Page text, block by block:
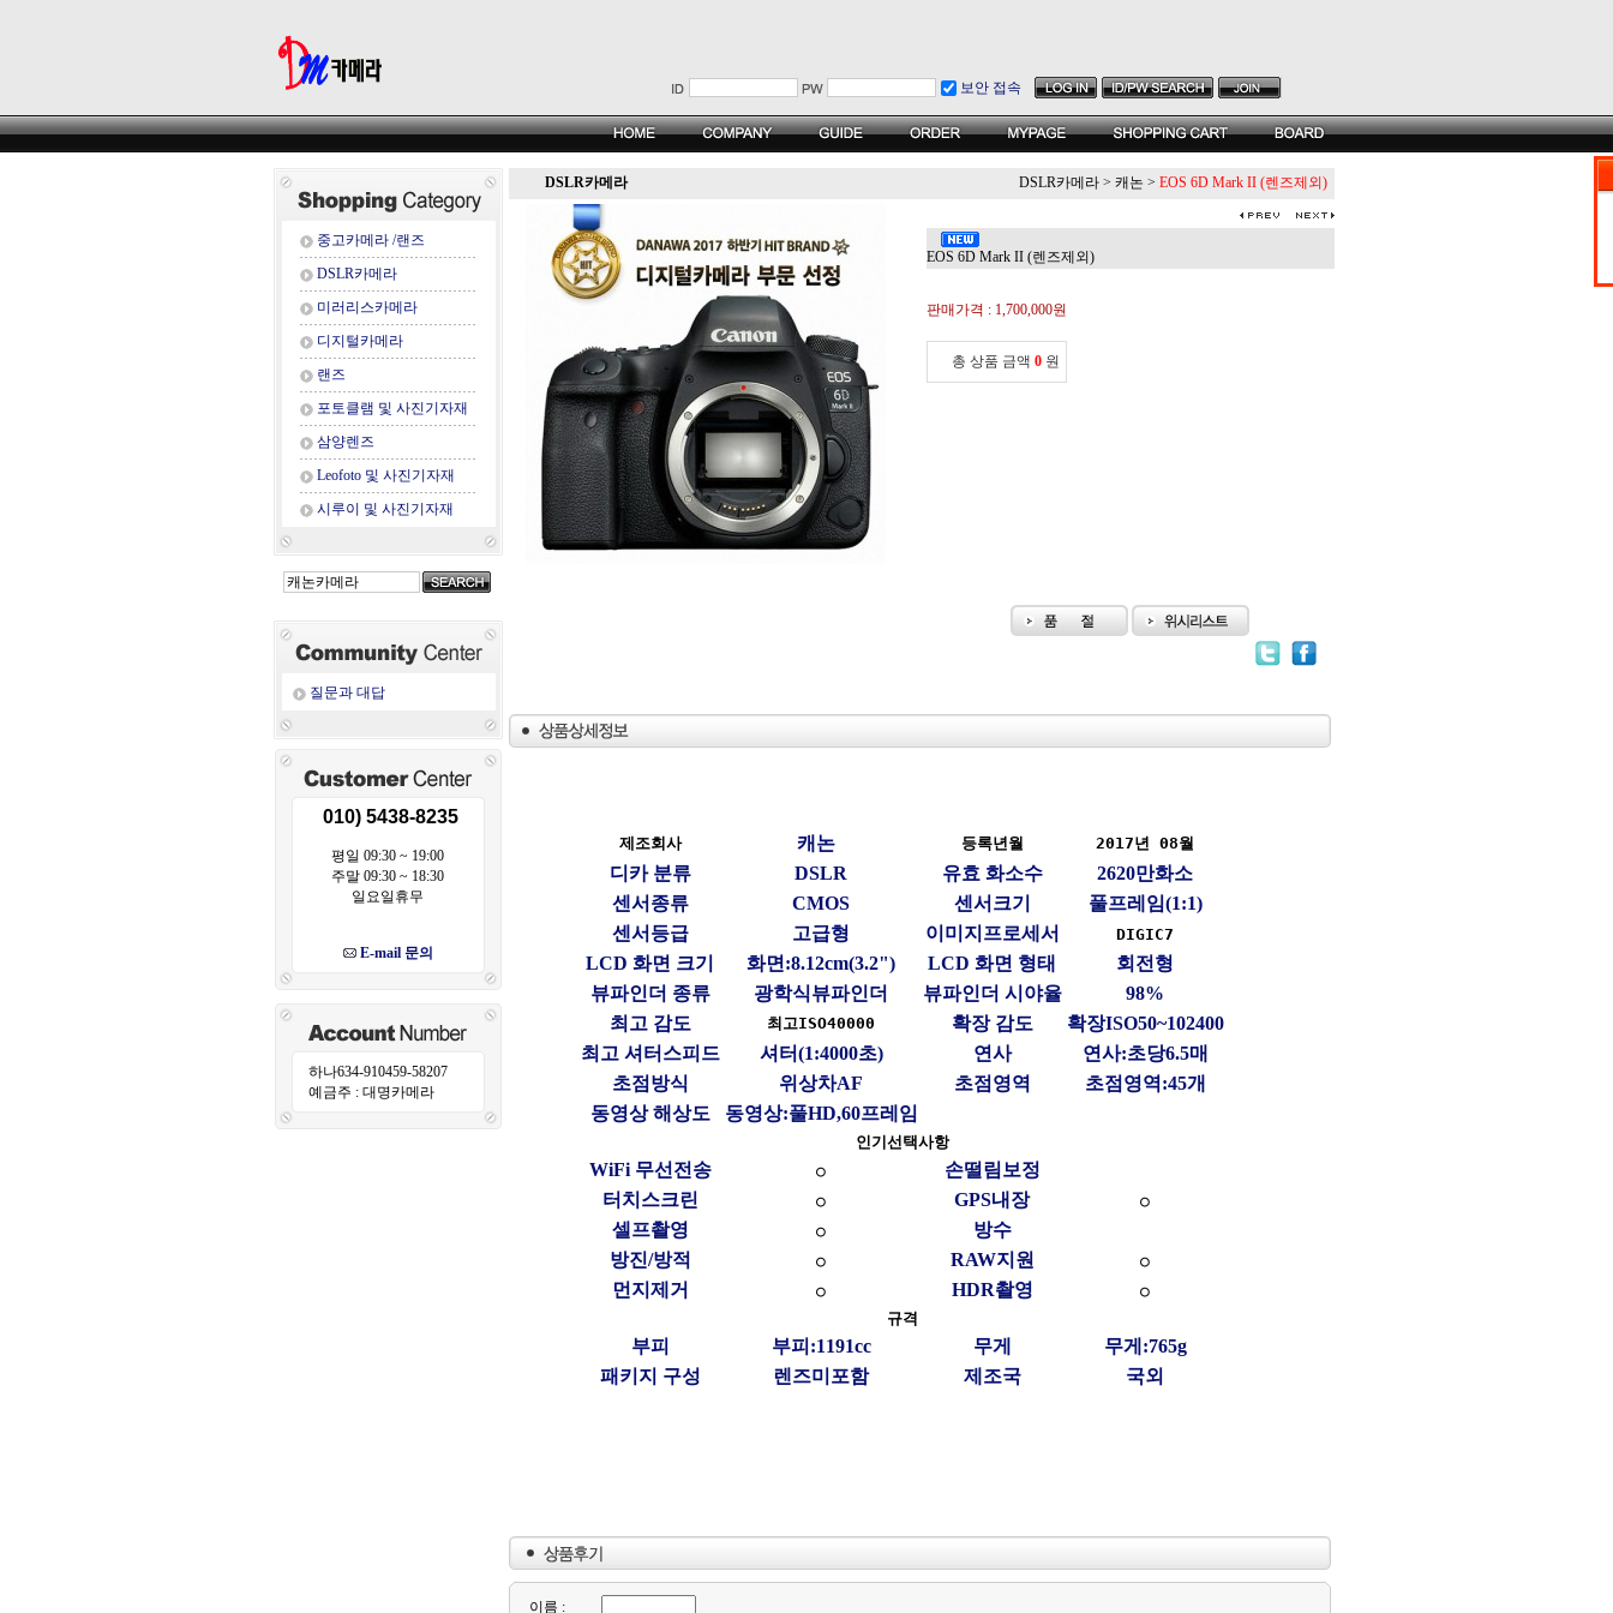
보안 접속
중고카메라 /랜즈
DSLR카메라
미러리스카메라
디지털카메라
랜즈
포토클램 및 사진기자재
삼양렌즈
Leofoto 및 사진기자재
시루이 및 사진기자재
질문과 대답
010) 5438-8235
평일 09:30 ~ 19:00
주말 09:30 ~ 18:30
일요일휴무
E-mail 문의
하나634-910459-58207
예금주 : 대명카메라
DSLR카메라 DSLR카메라 > 캐논 > EOS 6D Mark II (렌즈제외)
EOS 6D Mark II (렌즈제외)
판매가격 : 1,700,000원
총 상품 금액 0 원
제조회사 캐논 등록년월 2017년 08월
디카 분류 DSLR 유효 화소수
2620만화소
센서종류
CMOS 센서크기
풀프레임(1:1)
센서등급
고급형 이미지프로세서 DIGIC7
LCD 화면 크기 화면:8.12cm(3.2") LCD 화면 형태
회전형
뷰파인더 종류
광학식뷰파인더 뷰파인더 시야율
98%
최고 감도
최고ISO40000 확장 감도
확장ISO50~102400
최고 셔터스피드
셔터(1:4000초) 연사
연사:초당6.5매
초점방식
위상차AF 초점영역
초점영역:45개
동영상 해상도
동영상:풀HD,60프레임
인기선택사항
WiFi 무선전송 ○
손떨림보정
터치스크린
○ GPS내장 ○
셀프촬영 ○
방수
방진/방적
○ RAW지원 ○
먼지제거 ○ HDR촬영
○
규격
부피 부피:1191cc 무게
무게:765g
패키지 구성
렌즈미포함 제조국 국외
이름 :